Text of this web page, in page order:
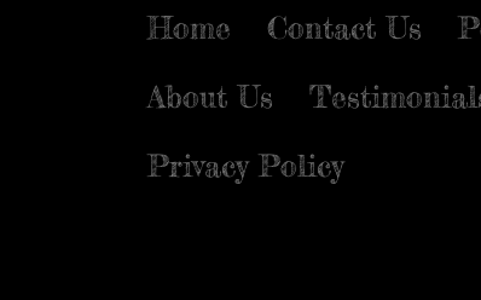
Home Contact Us
About Us
Privacy Policy